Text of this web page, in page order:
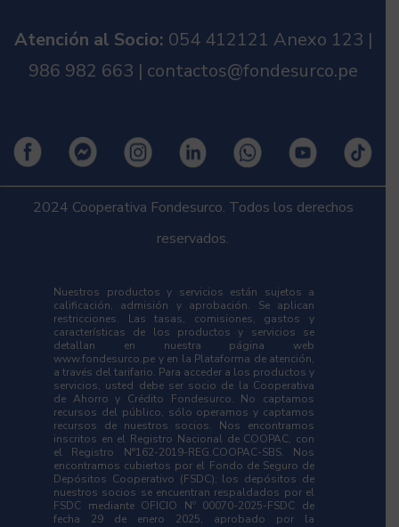
Atención al Socio: 054 412121 Anexo 123 |
986 982 663 | contactos@fondesurco.pe
2024 Cooperativa Fondesurco. Todos los derechos
reservados.
Nuestros productos y servicios están sujetos a
calificación, admisión y aprobación. Se aplican
restricciones. Las tasas, comisiones, gastos y
características de los productos y servicios se
detallan en nuestra página web
www.fondesurco.pe y en la Plataforma de atención,
a través del tarifario. Para acceder a los productos y
servicios, usted debe ser socio de la Cooperativa
de Ahorro y Crédito Fondesurco. No captamos
recursos del público, sólo operamos y captamos
recursos de nuestros socios. Nos encontramos
inscritos en el Registro Nacional de COOPAC, con
el Registro N°162-2019-REG.COOPAC-SBS. Nos
encontramos cubiertos por el Fondo de Seguro de
Depósitos Cooperativo (FSDC); los depósitos de
nuestros socios se encuentran respaldados por el
FSDC mediante OFICIO Nº 00070-2025-FSDC de
fecha 29 de enero 2025, aprobado por la